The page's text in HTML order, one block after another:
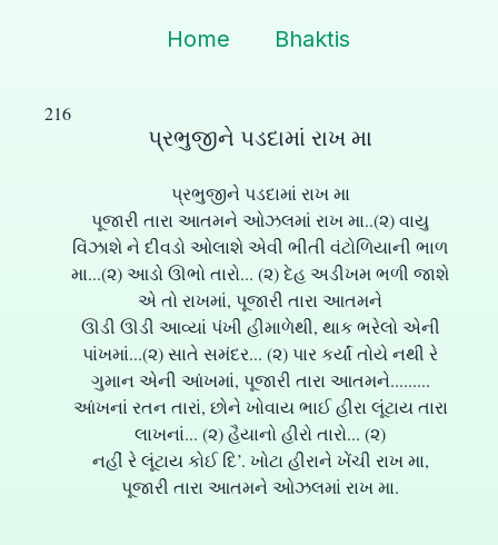
Home Bhaktis
પ્રભુજીને પડદામાં રાખ મા
પ્રભુજીને પડદામાં રાખ મા
પૂજારી તારા આતમને ઓઝલમાં રાખ મા..(૨) વાયુ
વિંઝાશે ને દીવડો ઓલાશે એવી ભીતી વંટોળિયાની ભાળ
મા...(૨) આડો ઊભો તારો... (૨) દેહ અડીખમ ભળી જાશે
એ તો રાખમાં, પૂજારી તારા આતમને
ઊડી ઊડી આવ્યાં પંખી હીમાળેથી, થાક ભરેલો એની
પાંખમાં...(૨) સાતે સમંદર... (૨) પાર કર્યાં તોયે નથી રે
ગુમાન એની આંખમાં, પૂજારી તારા આતમને.........
આંખનાં રતન તારાં, છોને ખોવાય ભાઈ હીરા લૂંટાય તારા
લાખનાં... (૨) હૈયાનો હીરો તારો... (૨)
નહીં રે લૂંટાય કોઈ દિ’. ખોટા હીરાને ખેંચી રાખ મા,
પૂજારી તારા આતમને ઓઝલમાં રાખ મા.
216